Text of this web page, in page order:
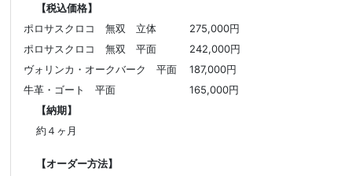
【税込価格】
ポロサスクロコ 無双 立体
275,000円
ポロサスクロコ 無双 平面
242,000円
ヴォリンカ・オークバーク 平面
187,000円
牛革・ゴート 平面
165,000円
【納期】
約４ヶ月
【オーダー方法】